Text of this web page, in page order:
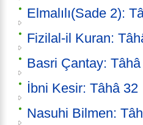
Elmalılı(Sade 2):
Fizilal-il Kuran:
Basri Çantay:
İbni Kesir: Tâhâ 32
Nasuhi Bilmen: